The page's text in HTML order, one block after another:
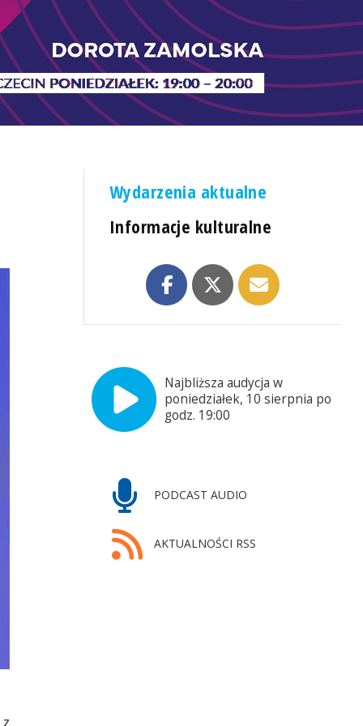
Wydarzenia aktualne
Informacje kulturalne
Najbliższa audycja w
poniedziałek, 10 sierpnia po
godz. 19:00
PODCAST AUDIO
AKTUALNOŚCI RSS